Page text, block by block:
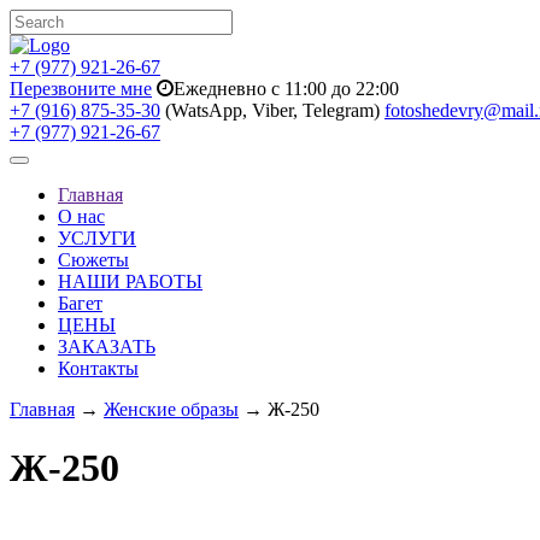
+7 (977) 921-26-67
Перезвоните мне
Ежедневно с 11:00 до 22:00
+7 (916) 875-35-30 (WatsApp, Viber, Telegram)
+7 (977) 921-26-67
Toggle
navigationГлавная
О нас
УСЛУГИ
Сюжеты
НАШИ РАБОТЫ
Багет
ЦЕНЫ
ЗАКАЗАТЬ
Контакты
Главная → Женские образы → Ж-250
Ж-250